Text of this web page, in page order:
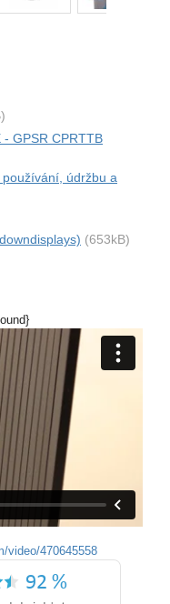
- GPSR CPRTTB
údržbu a
(653kB)
video/470645558